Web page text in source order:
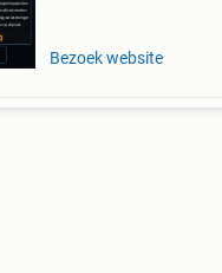
Bezoek website